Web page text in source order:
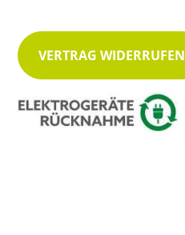
VERTRAG WIDERRUFEN